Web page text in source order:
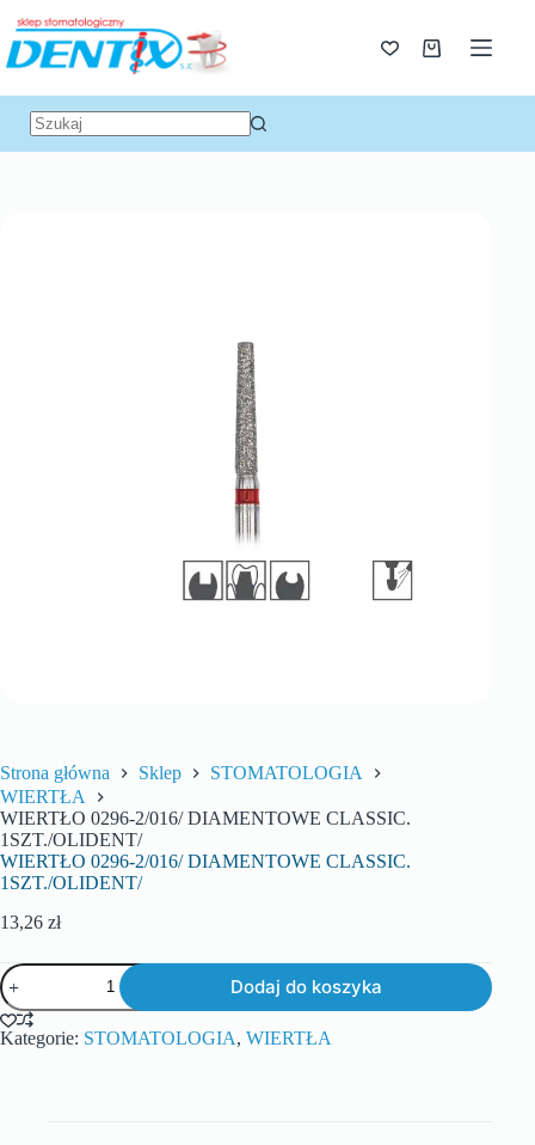
Strona główna Sklep
STOMATOLOGIA
WIERTŁA
WIERTŁO 0296-2/016/ DIAMENTOWE CLASSIC.
1SZT./OLIDENT/
WIERTŁO 0296-2/016/ DIAMENTOWE CLASSIC.
1SZT./OLIDENT/
13,26 zł
Dodaj do koszyka
Kategorie: STOMATOLOGIA, WIERTŁA